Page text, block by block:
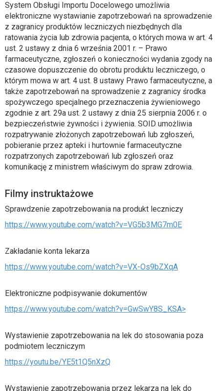
System Obsługi Importu Docelowego umożliwia
elektroniczne wystawianie zapotrzebowań na sprowadzenie
z zagranicy produktów leczniczych niezbędnych dla
ratowania życia lub zdrowia pacjenta, o których mowa w art. 4
ust. 2 ustawy z dnia 6 września 2001 r. – Prawo
farmaceutyczne, zgłoszeń o konieczności wydania zgody na
czasowe dopuszczenie do obrotu produktu leczniczego, o
którym mowa w art. 4 ust. 8 ustawy Prawo farmaceutyczne, a
także zapotrzebowań na sprowadzenie z zagranicy środka
spożywczego specjalnego przeznaczenia żywieniowego
zgodnie z art. 29a ust. 2 ustawy z dnia 25 sierpnia 2006 r. o
bezpieczeństwie żywności i żywienia. SOID umożliwia
rozpatrywanie złożonych zapotrzebowań lub zgłoszeń,
pobieranie przez apteki i hurtownie farmaceutyczne
rozpatrzonych zapotrzebowań lub zgłoszeń oraz
komunikację z ministrem właściwym do spraw zdrowia.
Filmy instruktażowe
Sprawdzenie zapotrzebowania na produkt leczniczy
https://www.youtube.com/watch?v=VG5b3MG7m0E
Zakładanie konta lekarza
https://www.youtube.com/watch?v=VX-Os9bZXqA
Elektroniczne podpisywanie dokumentów
https://www.youtube.com/watch?v=GwSwY8S_KSA>
Wystawienie zapotrzebowania na lek do stosowania poza
podmiotem leczniczym
https://youtu.be/YE5t1Q5nXzQ
Wystawienie zapotrzebowania przez lekarza na lek do